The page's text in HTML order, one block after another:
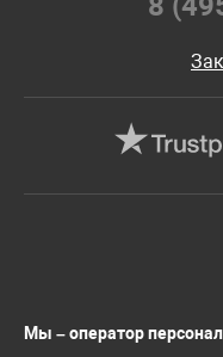
Мы – оператор